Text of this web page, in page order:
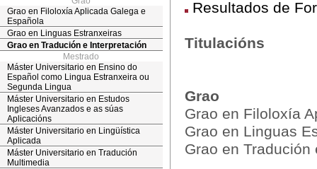
Grao en Filoloxía Aplicada Galega e
Española
Grao en Linguas Estranxeiras
Grao en Tradución e Interpretación
Mestrado
Máster Universitario en Ensino do
Español como Lingua Estranxeira ou
Segunda Lingua
Máster Universitario en Estudos
Ingleses Avanzados e as súas
Aplicacións
Máster Universitario en Lingüística
Aplicada
Máster Universitario en Tradución
Multimedia
Resultados de
Titulacións
Grao
Grao en Filoloxía
Grao en Linguas
Grao en